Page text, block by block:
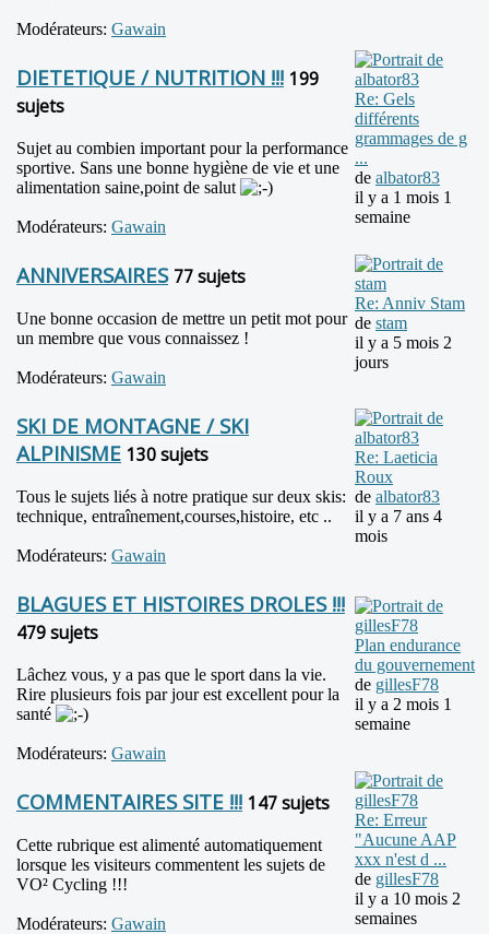
Modérateurs: Gawain
DIETETIQUE / NUTRITION !!! 199
sujets
Sujet au combien important pour la performance
sportive. Sans une bonne hygiène de vie et une
alimentation saine,point de salut
Modérateurs: Gawain
Re: Gels
différents
grammages de g
...
de albator83
il y a 1 mois 1
semaine
ANNIVERSAIRES 77 sujets
Une bonne occasion de mettre un petit mot pour
un membre que vous connaissez !
Modérateurs: Gawain
Re: Anniv Stam
de stam
il y a 5 mois 2
jours
SKI DE MONTAGNE / SKI
ALPINISME 130 sujets
Tous le sujets liés à notre pratique sur deux skis:
technique, entraînement,courses,histoire, etc ..
Modérateurs: Gawain
Re: Laeticia
Roux
de albator83
il y a 7 ans 4
mois
BLAGUES ET HISTOIRES DROLES !!!
479 sujets
Lâchez vous, y a pas que le sport dans la vie.
Rire plusieurs fois par jour est excellent pour la
santé
Modérateurs: Gawain
Plan endurance
du gouvernement
de gillesF78
il y a 2 mois 1
semaine
COMMENTAIRES SITE !!! 147 sujets
Cette rubrique est alimenté automatiquement
lorsque les visiteurs commentent les sujets de
VO² Cycling !!!
Modérateurs: Gawain
Re: Erreur
"Aucune AAP
xxx n'est d ...
de gillesF78
il y a 10 mois 2
semaines